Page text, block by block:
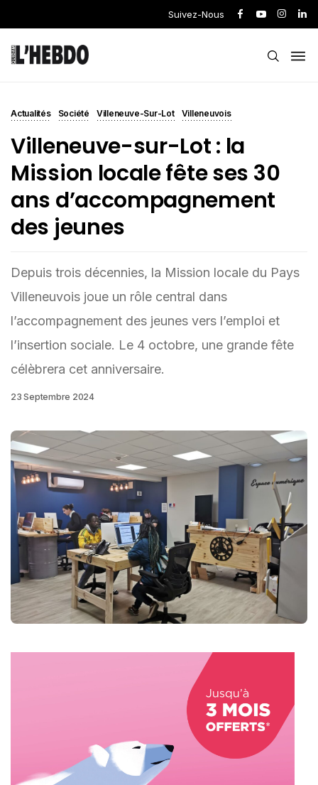
Suivez-Nous
Actualités Société Villeneuve-Sur-Lot Villeneuvois
Villeneuve-sur-Lot : la
Mission locale fête ses 30
ans d’accompagnement
des jeunes
Depuis trois décennies, la Mission locale du Pays
Villeneuvois joue un rôle central dans
l’accompagnement des jeunes vers l’emploi et
l’insertion sociale. Le 4 octobre, une grande fête
célèbrera cet anniversaire.
23 Septembre 2024